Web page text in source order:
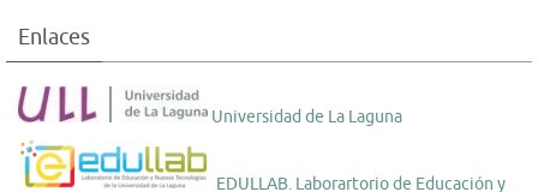
Enlaces
Universidad de La Laguna
EDULLAB. Laborartorio de Educación y